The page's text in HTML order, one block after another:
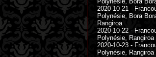
2020-10-21 -
Polynésie, Bora
Rangiroa
2020-10-22 -
Polynésie, Rangiroa
2020-10-23 -
Polynésie, Rangiroa